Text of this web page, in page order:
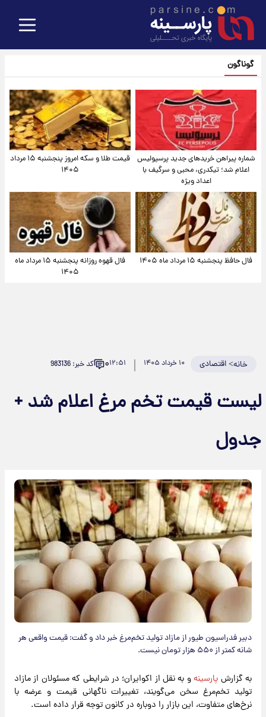
گوناگون
شماره پیراهن خریدهای جدید پرسپولیس
اعلام شد؛ تیکدری، محبی و سرگیف با
اعداد ویژه
قیمت طلا و سکه امروز پنجشنبه ۱۵ مرداد
۱۴۰۵
فال حافظ پنجشنبه ۱۵ مرداد ماه ۱۴۰۵
فال قهوه روزانه پنجشنبه ۱۵ مرداد ماه
۱۴۰۵
خانه>اقتصادی ۱۰ خرداد ۱۴۰۵ ۱۲:۵۱۰ کد خبر: 983136
لیست قیمت تخم مرغ اعلام شد +
جدول
دبیر فدراسیون طیور از مازاد تولید تخم‌مرغ خبر داد و گفت: قیمت واقعی هر
شانه کمتر از ۵۵۰ هزار تومان نیست.
به گزارش پارسینهو به نقل از اکوایران؛ در شرایطی که مسئولان از مازاد
تولید تخم‌مرغ سخن می‌گویند، تغییرات ناگهانی قیمت و عرضه با
نرخ‌های متفاوت، این بازار را دوباره در کانون توجه قرار داده است.